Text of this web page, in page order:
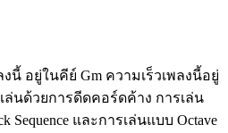
งนี้ อยู่ในคีย์ Gm ความเร็วเพลงนี้อยู่
ล่นด้วยการดีดคอร์ดค้าง การเล่น
และการเล่นแบบ Octave